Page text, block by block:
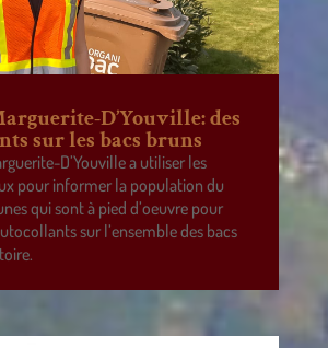
D’Youville: des
sur les bacs bruns
D’Youville a utiliser les
pour informer la population du
qui sont à pied d’oeuvre pour
sur l’ensemble des bacs